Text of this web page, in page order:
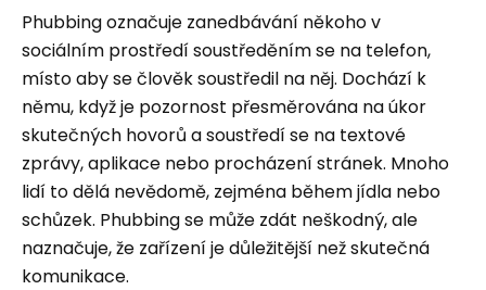
Phubbing označuje zanedbávání někoho v
sociálním prostředí soustředěním se na telefon,
místo aby se člověk soustředil na něj. Dochází k
němu, když je pozornost přesměrována na úkor
skutečných hovorů a soustředí se na textové
zprávy, aplikace nebo procházení stránek. Mnoho
lidí to dělá nevědomě, zejména během jídla nebo
schůzek. Phubbing se může zdát neškodný, ale
naznačuje, že zařízení je důležitější než skutečná
komunikace.